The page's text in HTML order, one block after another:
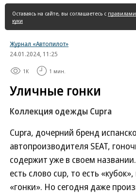
страница
Оставаясь на сайте, вы соглашаетесь с
куки
Журнал «Автопилот»
24.01.2024, 11:25
1K 1 мин.
Уличные гонки
Коллекция одежды Cupra
Cupra, дочерний бренд
автопроизводителя SEAT,
содержит уже в своем
есть слово cup, то есть
«гонки». Но сегодня даже